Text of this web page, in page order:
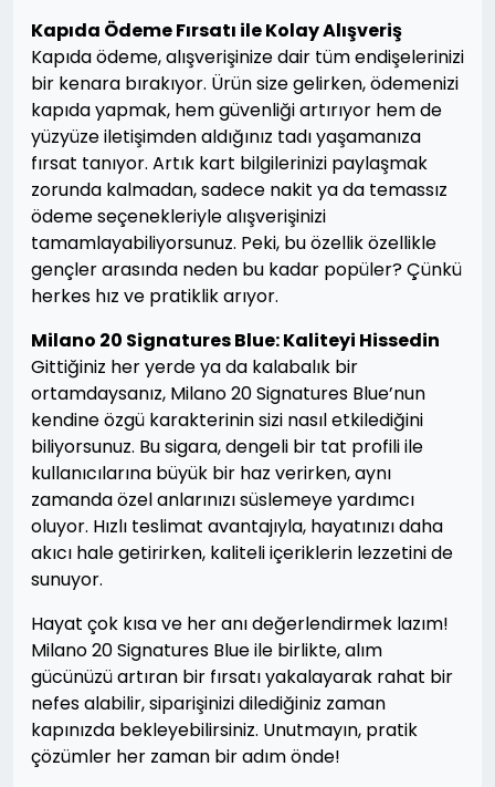
Kapıda Ödeme Fırsatı ile Kolay Alışveriş
Kapıda ödeme, alışverişinize dair tüm endişelerinizi
bir kenara bırakıyor. Ürün size gelirken, ödemenizi
kapıda yapmak, hem güvenliği artırıyor hem de
yüzyüze iletişimden aldığınız tadı yaşamanıza
fırsat tanıyor. Artık kart bilgilerinizi paylaşmak
zorunda kalmadan, sadece nakit ya da temassız
ödeme seçenekleriyle alışverişinizi
tamamlayabiliyorsunuz. Peki, bu özellik özellikle
gençler arasında neden bu kadar popüler? Çünkü
herkes hız ve pratiklik arıyor.
Milano 20 Signatures Blue: Kaliteyi Hissedin
Gittiğiniz her yerde ya da kalabalık bir
ortamdaysanız, Milano 20 Signatures Blue’nun
kendine özgü karakterinin sizi nasıl etkilediğini
biliyorsunuz. Bu sigara, dengeli bir tat profili ile
kullanıcılarına büyük bir haz verirken, aynı
zamanda özel anlarınızı süslemeye yardımcı
oluyor. Hızlı teslimat avantajıyla, hayatınızı daha
akıcı hale getirirken, kaliteli içeriklerin lezzetini de
sunuyor.
Hayat çok kısa ve her anı değerlendirmek lazım!
Milano 20 Signatures Blue ile birlikte, alım
gücünüzü artıran bir fırsatı yakalayarak rahat bir
nefes alabilir, siparişinizi dilediğiniz zaman
kapınızda bekleyebilirsiniz. Unutmayın, pratik
çözümler her zaman bir adım önde!